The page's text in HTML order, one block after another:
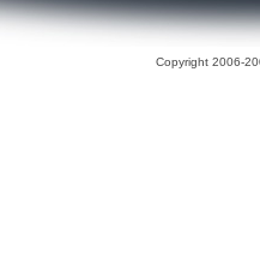
Copyright 2006-